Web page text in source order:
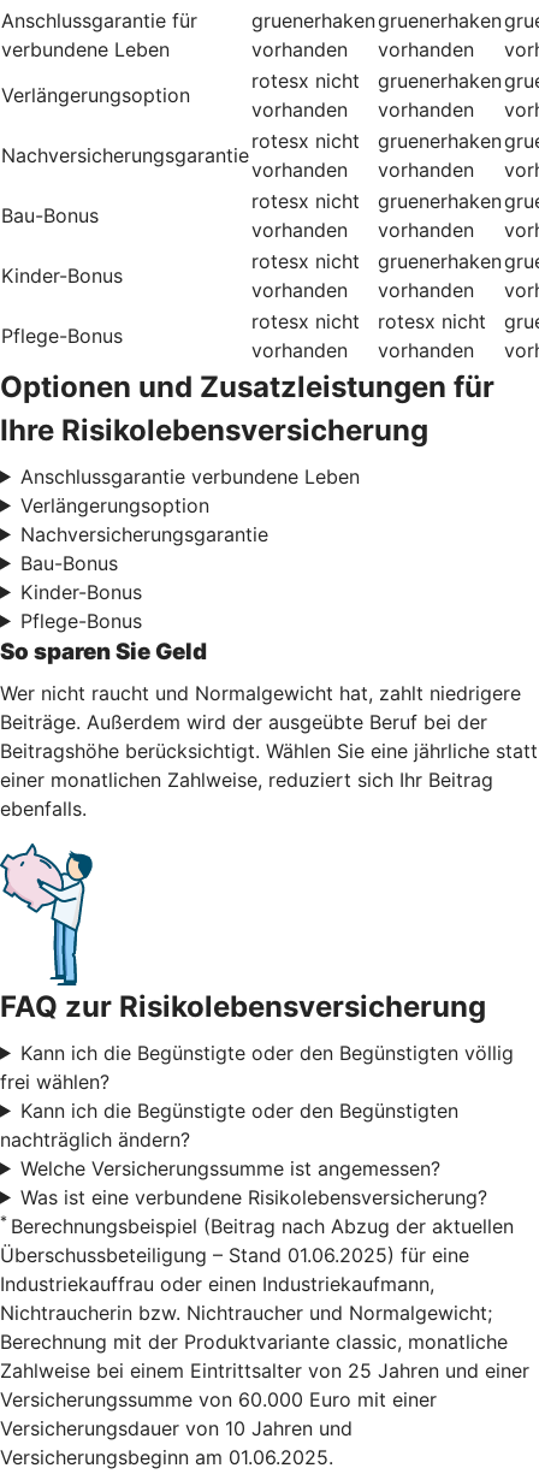
Anschlussgarantie für
verbundene Leben
gruenerhaken
vorhanden
gruenerhaken
vorhanden
Verlängerungsoption
rotesx nicht
vorhanden
gruenerhaken
vorhanden
Nachversicherungsgarantie
rotesx nicht
vorhanden
gruenerhaken
vorhanden
Bau-Bonus
rotesx nicht
vorhanden
gruenerhaken
vorhanden
Kinder-Bonus
rotesx nicht
vorhanden
gruenerhaken
vorhanden
Pflege-Bonus
rotesx nicht
vorhanden
rotesx nicht
vorhanden
Optionen und Zusatzleistungen für
Ihre Risikolebensversicherung
Anschlussgarantie verbundene Leben
Verlängerungsoption
Nachversicherungsgarantie
Bau-Bonus
Kinder-Bonus
Pflege-Bonus
So sparen Sie Geld
Wer nicht raucht und Normalgewicht hat, zahlt niedrigere
Beiträge. Außerdem wird der ausgeübte Beruf bei der
Beitragshöhe berücksichtigt. Wählen Sie eine jährliche statt
einer monatlichen Zahlweise, reduziert sich Ihr Beitrag
ebenfalls.
FAQ zur Risikolebensversicherung
Kann ich die Begünstigte oder den Begünstigten völlig
frei wählen?
Kann ich die Begünstigte oder den Begünstigten
nachträglich ändern?
Welche Versicherungssumme ist angemessen?
Was ist eine verbundene Risikolebensversicherung?
* Berechnungsbeispiel (Beitrag nach Abzug der aktuellen
Überschussbeteiligung – Stand 01.06.2025) für eine
Industriekauffrau oder einen Industriekaufmann,
Nichtraucherin bzw. Nichtraucher und Normalgewicht;
Berechnung mit der Produktvariante classic, monatliche
Zahlweise bei einem Eintrittsalter von 25 Jahren und einer
Versicherungssumme von 60.000 Euro mit einer
Versicherungsdauer von 10 Jahren und
Versicherungsbeginn am 01.06.2025.